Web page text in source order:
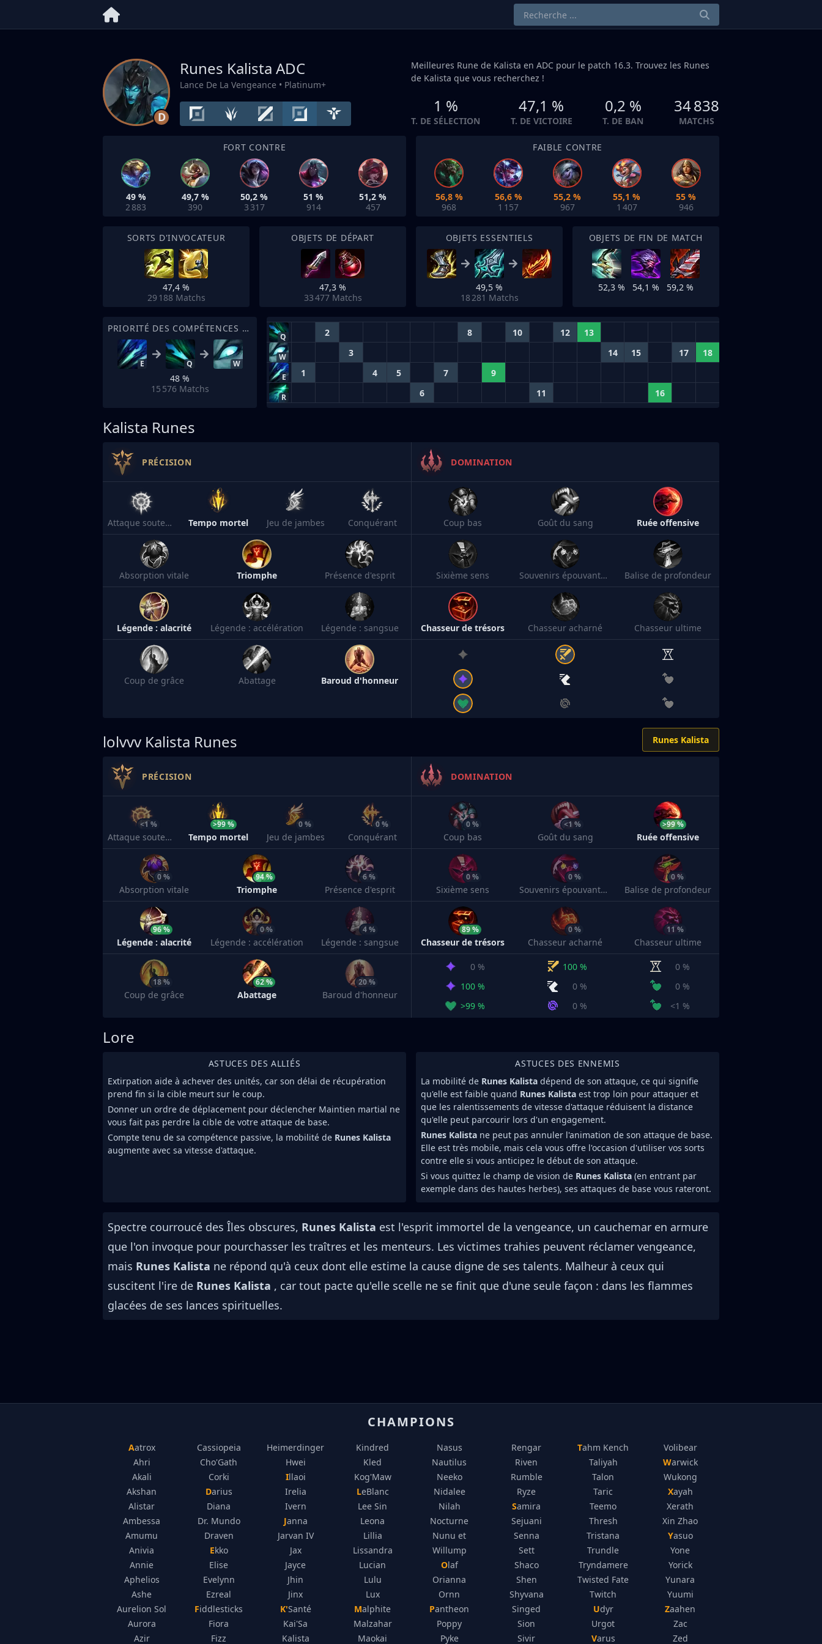
D
Runes Kalista ADC
Lance De La Vengeance • Platinum+
Meilleures Rune de Kalista en ADC pour le patch 16.3. Trouvez les Runes
de Kalista que vous recherchez !
1 %
T. DE SÉLECTION
47,1 %
T. DE VICTOIRE
0,2 %
T. DE BAN
34 838
MATCHS
FORT CONTRE
49 %
2 883
49,7 %
390
50,2 %
3 317
51 %
914
51,2 %
457
FAIBLE CONTRE
56,8 %
968
56,6 %
1 157
55,2 %
967
55,1 %
1 407
55 %
946
SORTS D'INVOCATEUR
47,4 %
29 188 Matchs
OBJETS DE DÉPART
47,3 %
33 477 Matchs
OBJETS ESSENTIELS
49,5 %
18 281 Matchs
OBJETS DE FIN DE MATCH
52,3 % 54,1 % 59,2 %
PRIORITÉ DES COMPÉTENCES DE SORT
E Q W
48 %
15 576 Matchs
Q 2 8 10 12 13
W 3 14 15 17 18
E 1 4 5 7 9
R 6 11 16
Kalista Runes
PRÉCISION
Attaque soutenue Tempo mortel Jeu de jambes Conquérant
Absorption vitale Triomphe Présence d'esprit
Légende : alacrité Légende : accélération Légende : sangsue
Coup de grâce Abattage Baroud d'honneur
DOMINATION
Coup bas Goût du sang Ruée offensive
Sixième sens Souvenirs épouvantables Balise de profondeur
Chasseur de trésors Chasseur acharné Chasseur ultime
lolvvv Kalista Runes Runes Kalista
PRÉCISION
<1 %
Attaque soutenue
>99 %
Tempo mortel
0 %
Jeu de jambes
0 %
Conquérant
0 %
Absorption vitale
94 %
Triomphe
6 %
Présence d'esprit
96 %
Légende : alacrité
0 %
Légende : accélération
4 %
Légende : sangsue
18 %
Coup de grâce
62 %
Abattage
20 %
Baroud d'honneur
DOMINATION
0 %
Coup bas
<1 %
Goût du sang
>99 %
Ruée offensive
0 %
Sixième sens
0 %
Souvenirs épouvantables
0 %
Balise de profondeur
89 %
Chasseur de trésors
0 %
Chasseur acharné
11 %
Chasseur ultime
0 % 100 %
0 %
100 %
0 %
0 %
>99 %
0 % <1 %
Lore
ASTUCES DES ALLIÉS
Extirpation aide à achever des unités, car son délai de récupération
prend fin si la cible meurt sur le coup.
Donner un ordre de déplacement pour déclencher Maintien martial ne
vous fait pas perdre la cible de votre attaque de base.
Compte tenu de sa compétence passive, la mobilité de Runes Kalista
augmente avec sa vitesse d'attaque.
ASTUCES DES ENNEMIS
La mobilité de Runes Kalista dépend de son attaque, ce qui signifie
qu'elle est faible quand Runes Kalista est trop loin pour attaquer et
que les ralentissements de vitesse d'attaque réduisent la distance
qu'elle peut parcourir lors d'un engagement.
Runes Kalista ne peut pas annuler l'animation de son attaque de base.
Elle est très mobile, mais cela vous offre l'occasion d'utiliser vos sorts
contre elle si vous anticipez le début de son attaque.
Si vous quittez le champ de vision de Runes Kalista (en entrant par
exemple dans des hautes herbes), ses attaques de base vous rateront.
Spectre courroucé des Îles obscures, Runes Kalista est l'esprit immortel de la vengeance, un cauchemar en armure
que l'on invoque pour pourchasser les traîtres et les menteurs. Les victimes trahies peuvent réclamer vengeance,
mais Runes Kalista ne répond qu'à ceux dont elle estime la cause digne de ses talents. Malheur à ceux qui
suscitent l'ire de Runes Kalista , car tout pacte qu'elle scelle ne se finit que d'une seule façon : dans les flammes
glacées de ses lances spirituelles.
CHAMPIONS
Aatrox
Ahri
Akali
Akshan
Alistar
Ambessa
Amumu
Anivia
Annie
Aphelios
Ashe
Aurelion Sol
Aurora
Azir
Cassiopeia
Cho'Gath
Corki
Darius
Diana
Dr. Mundo
Draven
Ekko
Elise
Evelynn
Ezreal
Fiddlesticks
Fiora
Fizz
Heimerdinger
Hwei
Illaoi
Irelia
Ivern
Janna
Jarvan IV
Jax
Jayce
Jhin
Jinx
K'Santé
Kai'Sa
Kalista
Kindred
Kled
Kog'Maw
LeBlanc
Lee Sin
Leona
Lillia
Lissandra
Lucian
Lulu
Lux
Malphite
Malzahar
Maokai
Nasus
Nautilus
Neeko
Nidalee
Nilah
Nocturne
Nunu et
Willump
Olaf
Orianna
Ornn
Pantheon
Poppy
Pyke
Rengar
Riven
Rumble
Ryze
Samira
Sejuani
Senna
Sett
Shaco
Shen
Shyvana
Singed
Sion
Sivir
Tahm Kench
Taliyah
Talon
Taric
Teemo
Thresh
Tristana
Trundle
Tryndamere
Twisted Fate
Twitch
Udyr
Urgot
Varus
Volibear
Warwick
Wukong
Xayah
Xerath
Xin Zhao
Yasuo
Yone
Yorick
Yunara
Yuumi
Zaahen
Zac
Zed